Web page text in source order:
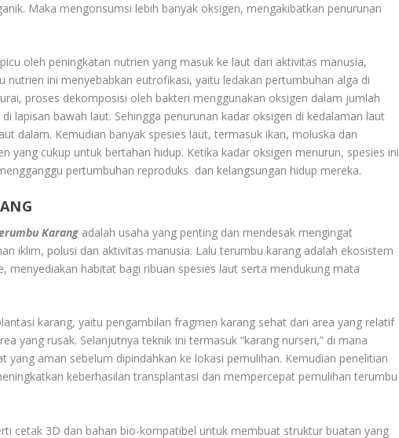
Maka mengonsumsi lebih banyak oksigen, mengakibatkan penurunan
oleh peningkatan nutrien yang masuk ke laut dari aktivitas manusia,
nutrien ini menyebabkan eutrofikasi, yaitu ledakan pertumbuhan alga di
proses dekomposisi oleh bakteri menggunakan oksigen dalam jumlah
lapisan bawah laut. Sehingga penurunan kadar oksigen di kedalaman laut
dalam. Kemudian banyak spesies laut, termasuk ikan, moluska dan
yang cukup untuk bertahan hidup. Ketika kadar oksigen menurun, spesies ini
pertumbuhan reproduks dan kelangsungan hidup mereka.
Karang adalah usaha yang penting dan mendesak mengingat
iklim, polusi dan aktivitas manusia. Lalu terumbu karang adalah ekosistem
menyediakan habitat bagi ribuan spesies laut serta mendukung mata
karang, yaitu pengambilan fragmen karang sehat dari area yang relatif
yang rusak. Selanjutnya teknik ini termasuk “karang nurseri,” di mana
yang aman sebelum dipindahkan ke lokasi pemulihan. Kemudian penelitian
keberhasilan transplantasi dan mempercepat pemulihan terumbu
cetak 3D dan bahan bio-kompatibel untuk membuat struktur buatan yang